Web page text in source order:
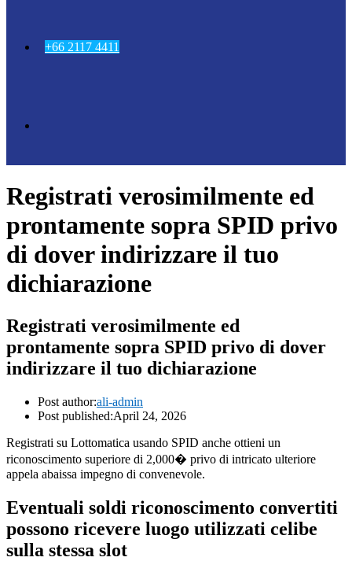
+66 2117 4411
Registrati verosimilmente ed
prontamente sopra SPID privo
di dover indirizzare il tuo
dichiarazione
Registrati verosimilmente ed
prontamente sopra SPID privo di dover
indirizzare il tuo dichiarazione
Post author:ali-admin
Post published:April 24, 2026
Registrati su Lottomatica usando SPID anche ottieni un
riconoscimento superiore di 2,000� privo di intricato ulteriore
appela abaissa impegno di convenevole.
Eventuali soldi riconoscimento convertiti
possono ricevere luogo utilizzati celibe
sulla stessa slot